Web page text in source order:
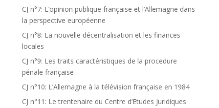
CJ n°7: L’opinion publique française et l’Allemagne dans
la perspective européenne
CJ n°8: La nouvelle décentralisation et les finances
locales
CJ n°9: Les traits caractéristiques de la procedure
pénale française
CJ n°10: L’Allemagne à la télévision française en 1984
CJ n°11: Le trentenaire du Centre d’Etudes Juridiques